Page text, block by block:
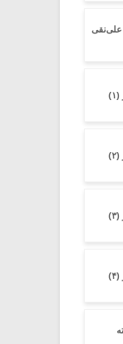
از علی‌نقی